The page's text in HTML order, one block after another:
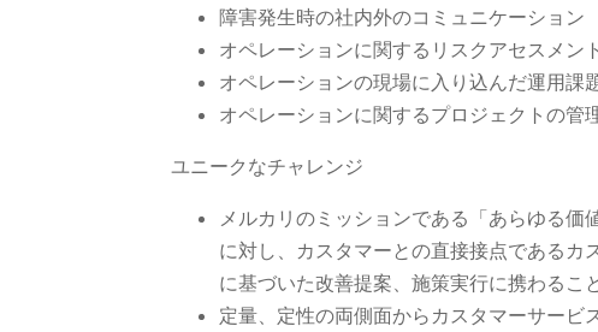
障害発生時の社内外のコミュニケーション
オペレーションに関するリスクアセスメント
オペレーションの現場に入り込んだ運用課
オペレーションに関するプロジェクトの管
ユニークなチャレンジ
メルカリのミッションである「あらゆる価
に対し、カスタマーとの直接接点であるカ
に基づいた改善提案、施策実行に携わるこ
定量、定性の両側面からカスタマーサー